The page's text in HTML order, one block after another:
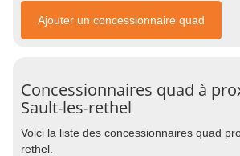
Ajouter un concessionnaire quad
Concessionnaires quad à
Sault-les-rethel
Voici la liste des concessionnaires quad
rethel.